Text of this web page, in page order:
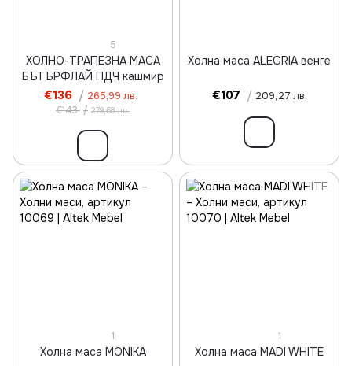
5
ХОЛНО-ТРАПЕЗНА МАСА
БЪТЪРФЛАЙ ПДЧ кашмир
€136 / 265,99 лв.
€143 / 279,68 лв.
Холна маса ALEGRIA венге
€107 / 209,27 лв.
1
Холна маса MONIKA
1
Холна маса MADI WHITE